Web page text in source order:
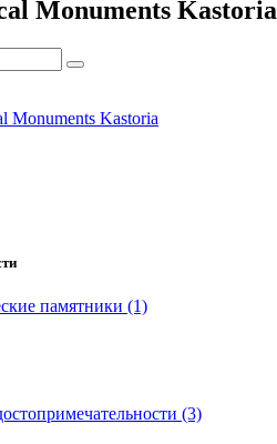
Monuments Kastoria
Monuments Kastoria
памятники (1)
(3)